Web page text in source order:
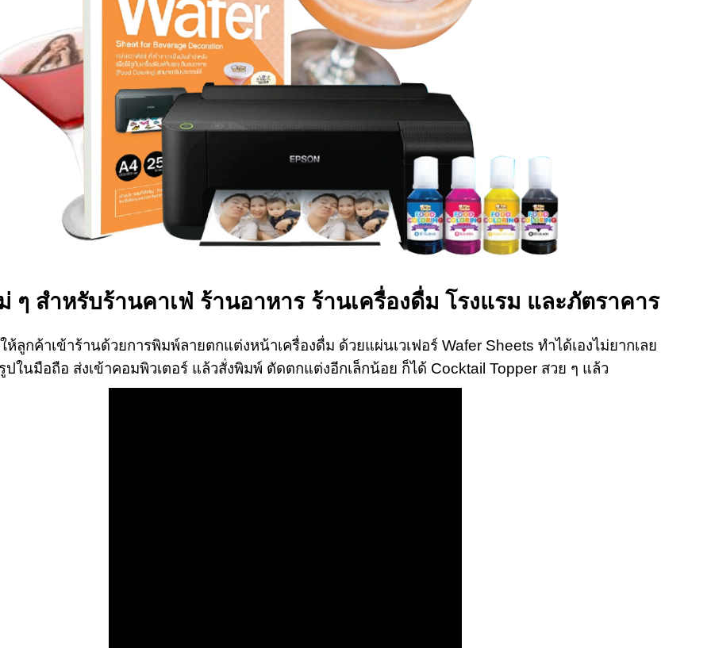
ๆ สำหรับร้านคาเฟ่ ร้านอาหาร ร้านเครื่องดื่ม โรงแรม และภัตราคาร
ลูกค้าเข้าร้านด้วยการพิมพ์ลายตกแต่งหน้าเครื่องดื่ม ด้วยแผ่นเวเฟอร์ Wafer Sheets ทำได้เองไม่ยากเลย
ปในมือถือ ส่งเข้าคอมพิวเตอร์ แล้วสั่งพิมพ์ ตัดตกแต่งอีกเล็กน้อย ก็ได้ Cocktail Topper สวย ๆ แล้ว